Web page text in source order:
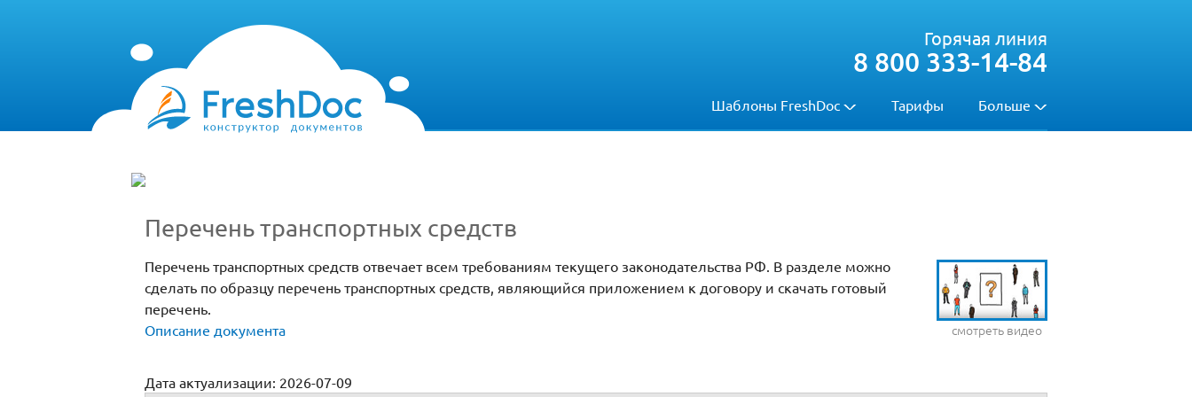
Шаблоны FreshDoc Тарифы Больше
Горячая линия
8 800 333-14-84
Перечень транспортных средств
смотреть видео
Перечень транспортных средств отвечает всем требованиям текущего законодательства РФ. В разделе можно
сделать по образцу перечень транспортных средств, являющийся приложением к договору и скачать готовый
перечень.
Описание документа
Дата актуализации: 2026-07-09